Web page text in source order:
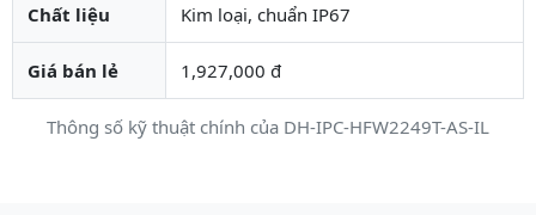
Thông số kỹ thuật chính của DH-IPC-HFW2249T-AS-IL
Chất liệu Kim loại, chuẩn IP67
Giá bán lẻ 1,927,000 đ